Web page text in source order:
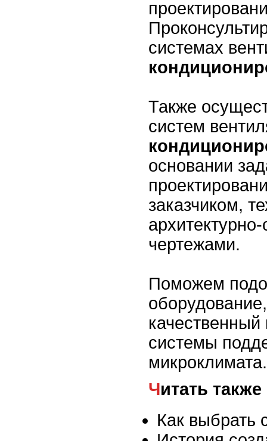
системах
Также
систем
основании
заказчиком,
чертежами.
Поможем
системы
микроклимата.
Читать также
Как выбрать